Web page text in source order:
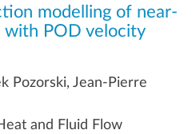
a
modelling of near-
with POD velocity
Pozorski, Jean-Pierre
and Fluid Flow